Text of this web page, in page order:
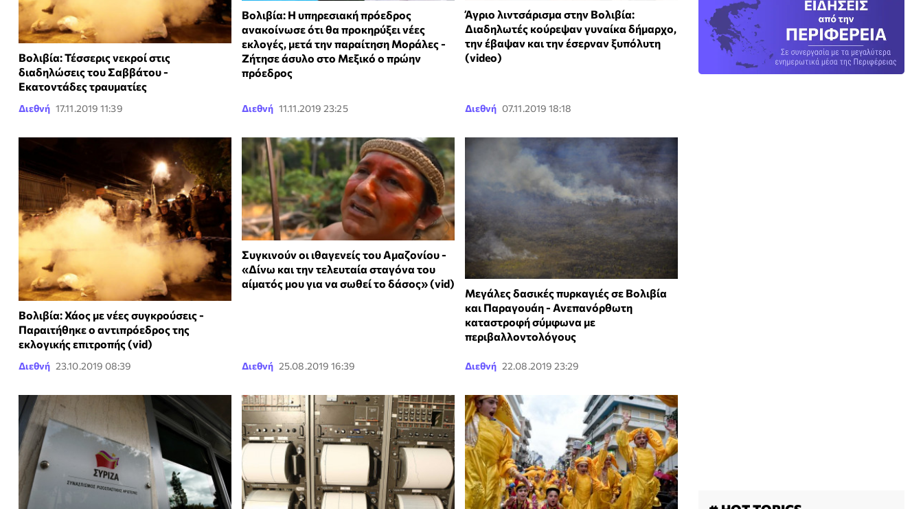
Βολιβία: Τέσσερις νεκροί στις
διαδηλώσεις του Σαββάτου -
Εκατοντάδες τραυματίες
Διεθνή 17.11.2019 11:39
Βολιβία: Η υπηρεσιακή πρόεδρος
ανακοίνωσε ότι θα προκηρύξει νέες
εκλογές, μετά την παραίτηση Μοράλες -
Ζήτησε άσυλο στο Μεξικό ο πρώην
πρόεδρος
Διεθνή 11.11.2019 23:25
Άγριο λιντσάρισμα στην Βολιβία:
Διαδηλωτές κούρεψαν γυναίκα δήμαρχο,
την έβαψαν και την έσερναν ξυπόλυτη
(video)
Διεθνή 07.11.2019 18:18
Βολιβία: Χάος με νέες συγκρούσεις -
Παραιτήθηκε ο αντιπρόεδρος της
εκλογικής επιτροπής (vid)
Διεθνή 23.10.2019 08:39
Συγκινούν οι ιθαγενείς του Αμαζονίου -
«Δίνω και την τελευταία σταγόνα του
αίματός μου για να σωθεί το δάσος» (vid)
Διεθνή 25.08.2019 16:39
Μεγάλες δασικές πυρκαγιές σε Βολιβία
και Παραγουάη - Ανεπανόρθωτη
καταστροφή σύμφωνα με
περιβαλλοντολόγους
Διεθνή 22.08.2019 23:29